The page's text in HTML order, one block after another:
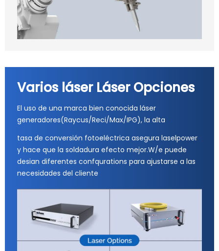
Varios láser Láser Opciones
El uso de una marca bien conocida láser
generadores(Raycus/Reci/Max/IPG), la alta
tasa de conversión fotoeléctrica asegura laselpower
y hace que la soldadura efecto mejor.W/e puede
desian diferentes confqurations para ajustarse a las
necesidades del cliente